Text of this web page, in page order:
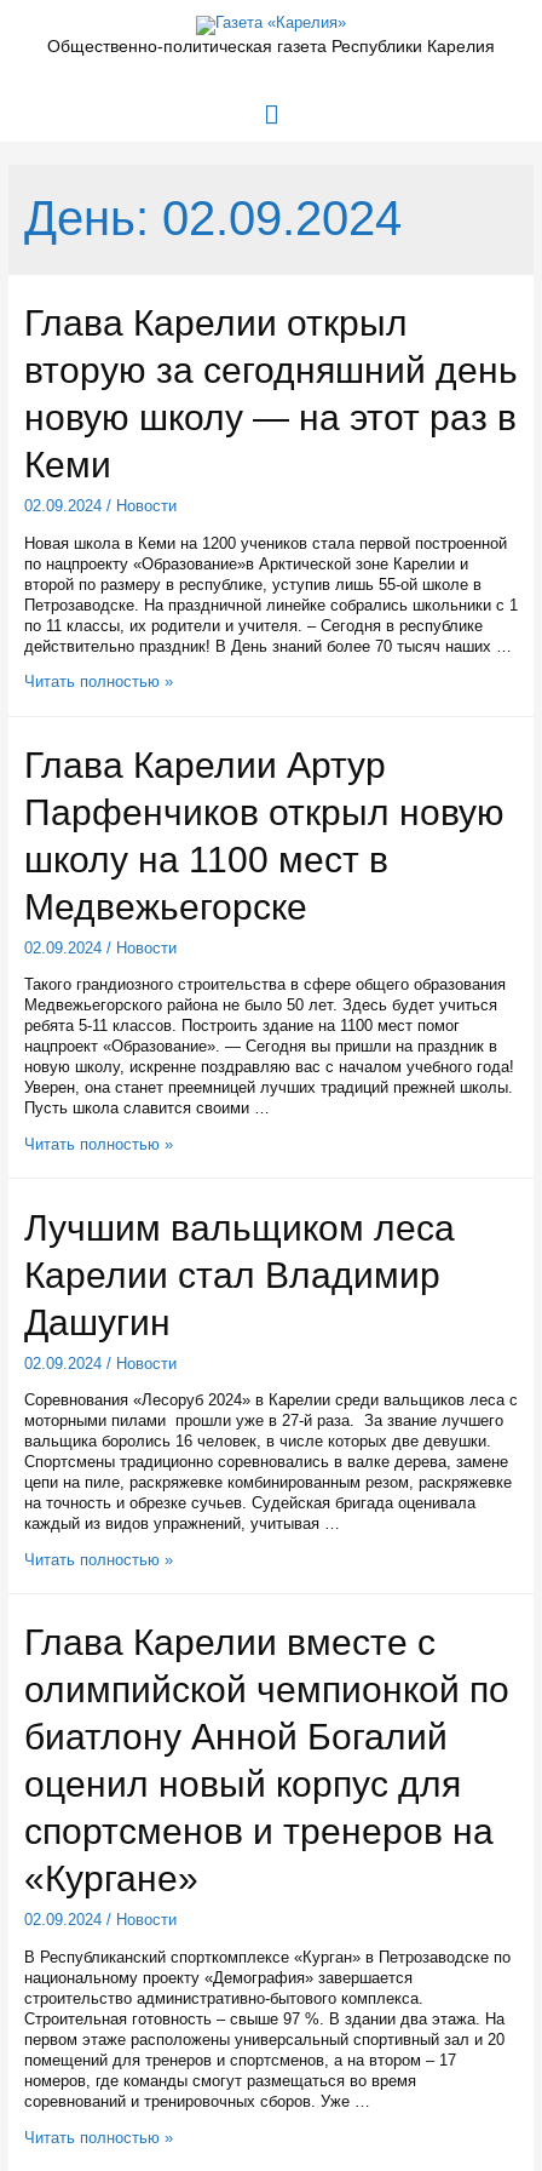
содержимомуОбщественно-политическая газета Республики Карелия
Главное
День: 02.09.2024
Глава Карелии открыл
вторую за сегодняшний день
новую школу — на этот раз в
Кеми
02.09.2024/ Новости
Новая школа в Кеми на 1200 учеников стала первой построенной
по нацпроекту «Образование»в Арктической зоне Карелии и
второй по размеру в республике, уступив лишь 55-ой школе в
Петрозаводске. На праздничной линейке собрались школьники с 1
по 11 классы, их родители и учителя. – Сегодня в республике
действительно праздник! В День знаний более 70 тысяч наших …
Глава
сегодняшний
день
новую
—
этот
в
Читать полностью »
Глава Карелии Артур
Парфенчиков открыл новую
школу на 1100 мест в
Медвежьегорске
02.09.2024/ Новости
Такого грандиозного строительства в сфере общего образования
Медвежьегорского района не было 50 лет. Здесь будет учиться
ребята 5-11 классов. Построить здание на 1100 мест помог
нацпроект «Образование». — Сегодня вы пришли на праздник в
новую школу, искренне поздравляю вас с началом учебного года!
Уверен, она станет преемницей лучших традиций прежней школы.
Пусть школа славится своими …
Глава
открыл
новую
школу
на
1100
мест
Медвежьегорске
Читать полностью »
Лучшим вальщиком леса
Карелии стал Владимир
Дашугин
02.09.2024/ Новости
Соревнования «Лесоруб 2024» в Карелии среди вальщиков леса с
моторными пилами прошли уже в 27-й раза. За звание лучшего
вальщика боролись 16 человек, в числе которых две девушки.
Спортсмены традиционно соревновались в валке дерева, замене
цепи на пиле, раскряжевке комбинированным резом, раскряжевке
на точность и обрезке сучьев. Судейская бригада оценивала
каждый из видов упражнений, учитывая …
Лучшим
стал
Дашугин
Читать полностью »
Глава Карелии вместе с
олимпийской чемпионкой по
биатлону Анной Богалий
оценил новый корпус для
спортсменов и тренеров на
«Кургане»
02.09.2024/ Новости
В Республиканский спорткомплексе «Курган» в Петрозаводске по
национальному проекту «Демография» завершается
строительство административно-бытового комплекса.
Строительная готовность – свыше 97 %. В здании два этажа. На
первом этаже расположены универсальный спортивный зал и 20
помещений для тренеров и спортсменов, а на втором – 17
номеров, где команды смогут размещаться во время
соревнований и тренировочных сборов. Уже …
Глава
Читать полностью »